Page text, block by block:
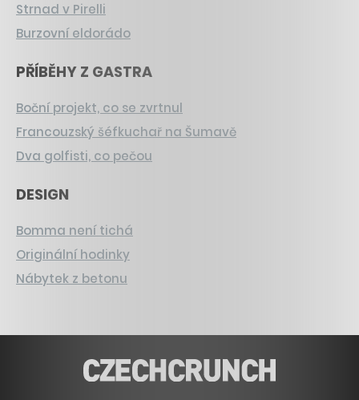
Strnad v Pirelli
Burzovní eldorádo
PŘÍBĚHY Z GASTRA
Boční projekt, co se zvrtnul
Francouzský šéfkuchař na Šumavě
Dva golfisti, co pečou
DESIGN
Bomma není tichá
Originální hodinky
Nábytek z betonu